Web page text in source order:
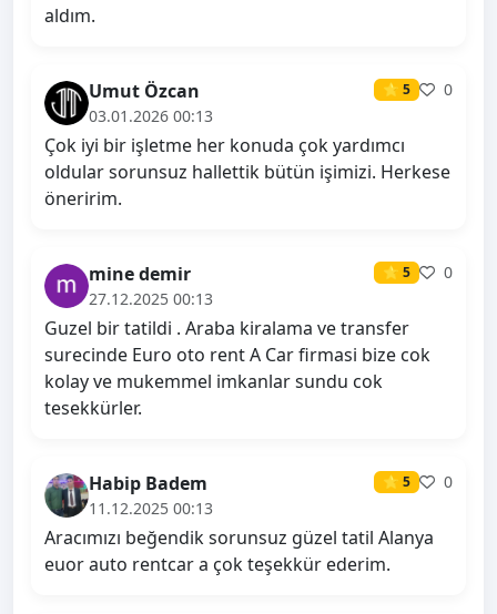
aldım.
Umut Özcan ⭐ 5
0
03.01.2026 00:13
Çok iyi bir işletme her konuda çok yardımcı
oldular sorunsuz hallettik bütün işimizi. Herkese
öneririm.
mine demir ⭐ 5
0
27.12.2025 00:13
Guzel bir tatildi . Araba kiralama ve transfer
surecinde Euro oto rent A Car firmasi bize cok
kolay ve mukemmel imkanlar sundu cok
tesekkürler.
Habip Badem ⭐ 5
0
11.12.2025 00:13
Aracımızı beğendik sorunsuz güzel tatil Alanya
euor auto rentcar a çok teşekkür ederim.